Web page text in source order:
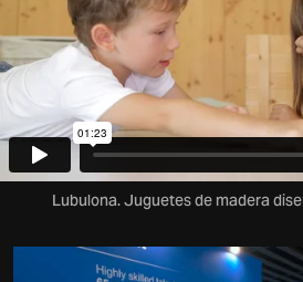
Lubulona. Juguetes de madera